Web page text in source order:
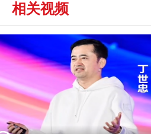
相关视频